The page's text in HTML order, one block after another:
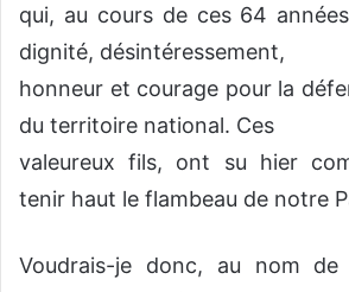
qui, au cours de ces 64
dignité, désintéressement,
honneur et courage pour la
du territoire national. Ces
valeureux fils, ont su hier
tenir haut le flambeau de notre
Voudrais-je donc, au nom de